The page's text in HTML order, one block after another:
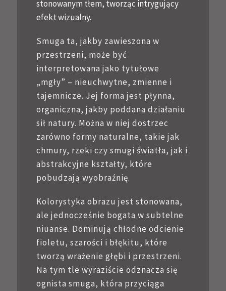
stonowanym tłem, tworząc intrygujący
efekt wizualny.
Smuga ta, jakby zawieszona w
przestrzeni, może być
interpretowana jako tytułowe
„mgły” – nieuchwytne, zmienne i
tajemnicze. Jej forma jest płynna,
organiczna, jakby poddana działaniu
sił natury. Można w niej dostrzec
zarówno formy naturalne, takie jak
chmury, rzeki czy smugi światła, jak i
abstrakcyjne kształty, które
pobudzają wyobraźnię.
Kolorystyka obrazu jest stonowana,
ale jednocześnie bogata w subtelne
niuanse. Dominują chłodne odcienie
fioletu, szarości i błękitu, które
tworzą wrażenie głębi i przestrzeni.
Na tym tle wyraziście odznacza się
ognista smuga, która przyciąga